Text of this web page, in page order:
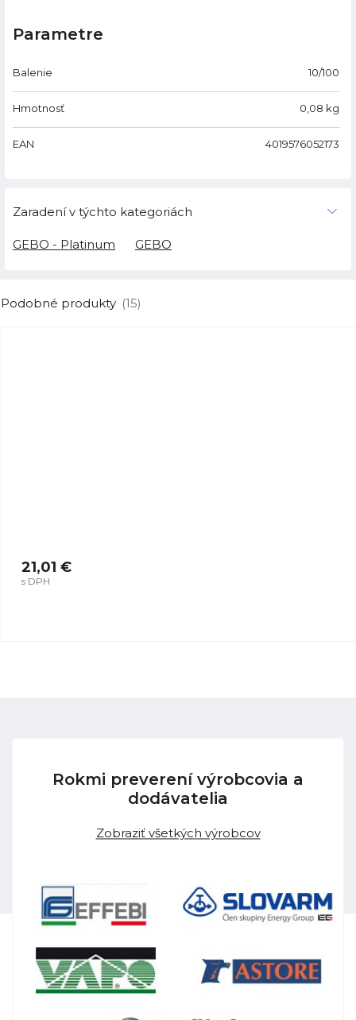
Parametre
Balenie 10/100
Hmotnosť 0,08 kg
EAN 4019576052173
Zaradení v týchto kategoriách
GEBO - Platinum GEBO
Podobné produkty (15)
21,01 €
s DPH
Rokmi preverení výrobcovia a
dodávatelia
Zobraziť všetkých výrobcov